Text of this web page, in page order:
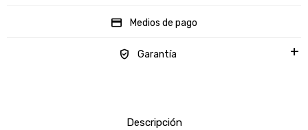
Medios de pago
Garantía
Descripción